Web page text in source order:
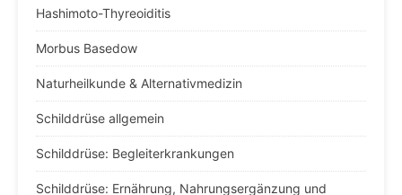
Hashimoto-Thyreoiditis
Morbus Basedow
Naturheilkunde & Alternativmedizin
Schilddrüse allgemein
Schilddrüse: Begleiterkrankungen
Schilddrüse: Ernährung, Nahrungsergänzung und